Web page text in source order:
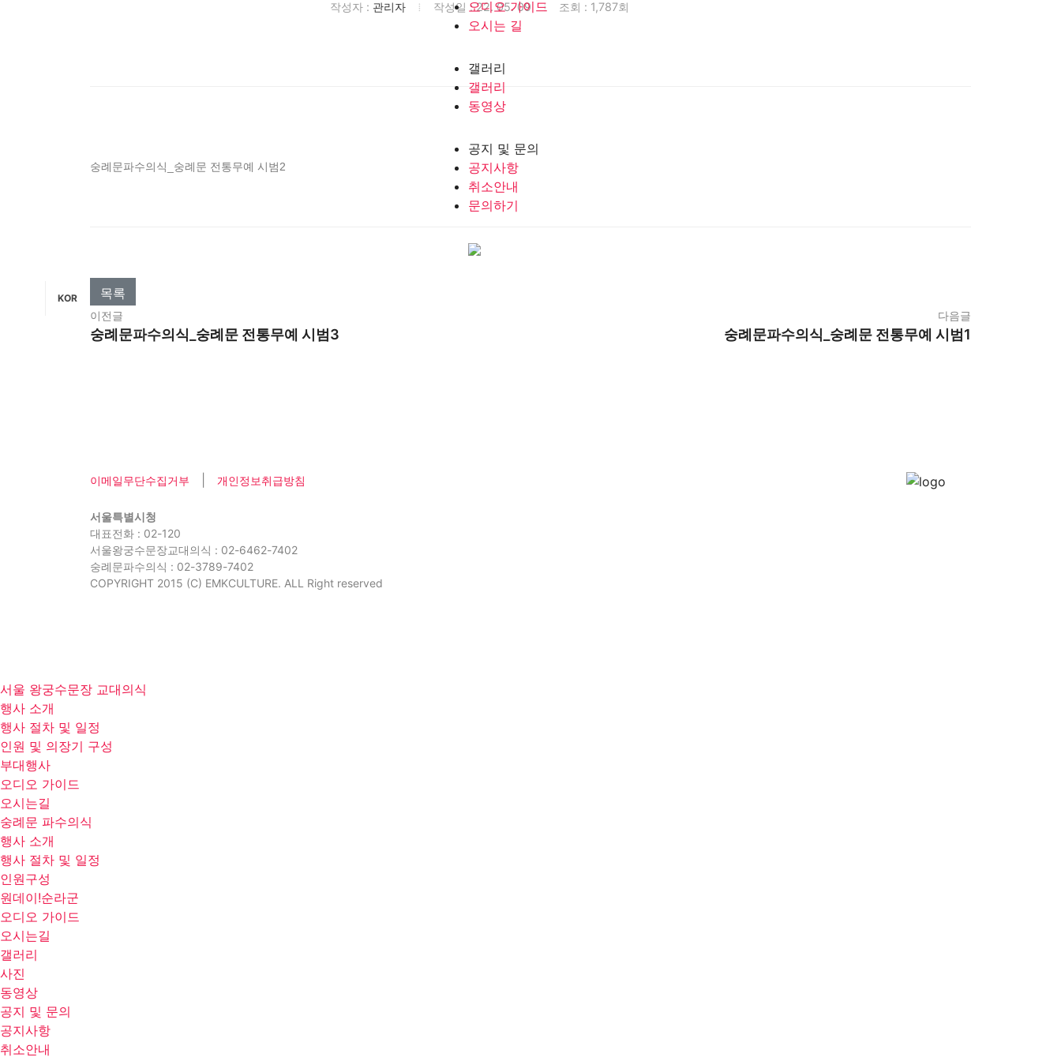
오디오 가이드
오시는 길
갤러리
갤러리
동영상
공지 및 문의
공지사항
취소안내
문의하기
KOR
작성자 : 관리자 작성일 : 22. 05. 09 조회 : 1,787회
숭례문파수의식_숭례문 전통무예 시범2
목록
이전글
숭례문파수의식_숭례문 전통무예 시범3
다음글
숭례문파수의식_숭례문 전통무예 시범1
이메일무단수집거부 개인정보취급방침
서울특별시청
대표전화 : 02-120
서울왕궁수문장교대의식 : 02-6462-7402
숭례문파수의식 : 02-3789-7402
COPYRIGHT 2015 (C) EMKCULTURE. ALL Right reserved
서울 왕궁수문장 교대의식
행사 소개
행사 절차 및 일정
인원 및 의장기 구성
부대행사
오디오 가이드
오시는길
숭례문 파수의식
행사 소개
행사 절차 및 일정
인원구성
원데이!순라군
오디오 가이드
오시는길
갤러리
사진
동영상
공지 및 문의
공지사항
취소안내